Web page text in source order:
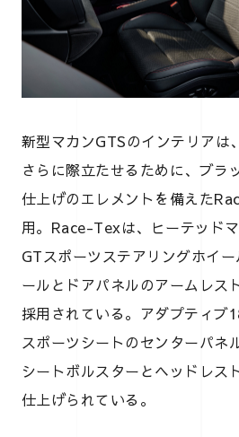
新型マカンGTSのインテリアは
さらに際立たせるために、ブラ
仕上げのエレメントを備えた
用。Race-Texは、ヒーテッド
GTスポーツステアリングホイ
ールとドアパネルのアームレス
採用されている。アダプティブ
スポーツシートのセンターパネ
シートボルスターとヘッドレス
仕上げられている。